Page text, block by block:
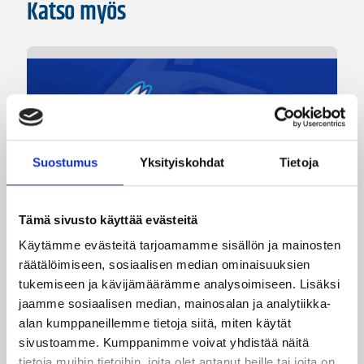
Suostumus Yksityiskohdat Tietoja
Tämä sivusto käyttää evästeitä
Käytämme evästeitä tarjoamamme sisällön ja mainosten
räätälöimiseen, sosiaalisen median ominaisuuksien
tukemiseen ja kävijämäärämme analysoimiseen. Lisäksi
jaamme sosiaalisen median, mainosalan ja analytiikka-
alan kumppaneillemme tietoja siitä, miten käytät
sivustoamme. Kumppanimme voivat yhdistää näitä
Katso myös
Nuorten PM-kilpailut 05.08.2026 20:08
Suomen 15-vuotiaat tytöt
voittivat Islannin Nordic Open -
turnauksen toisessa ottelussa